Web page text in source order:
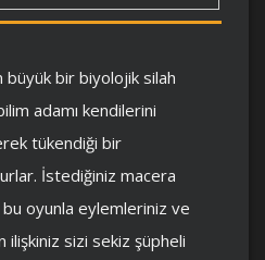
büyük bir biyolojik silah
adamı kendilerini
tükendiği bir
İstediğiniz macera
oyunla eylemleriniz ve
sizi sekiz şüpheli